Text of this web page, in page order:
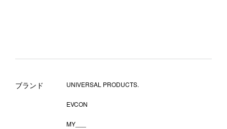
ブランド UNIVERSAL PRODUCTS.
EVCON
MY___